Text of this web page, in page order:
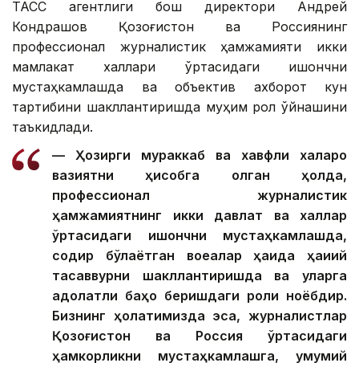
ТАСС агентлиги бош директори Андрей
Кондрашов Қозоғистон ва Россиянинг
профессионал журналистик ҳамжамияти икки
мамлакат халқлари ўртасидаги ишончни
мустаҳкамлашда ва объектив ахборот кун
тартибини шакллантиришда муҳим рол ўйнашини
таъкидлади.
— Ҳозирги мураккаб ва хавфли халқаро
вазиятни ҳисобга олган ҳолда,
профессионал журналистик
ҳамжамиятнинг икки давлат ва халқлар
ўртасидаги ишончни мустаҳкамлашда,
содир бўлаётган воқеалар ҳақида ҳақиқий
тасаввурни шакллантиришда ва уларга
адолатли баҳо беришдаги роли ноёбдир.
Бизнинг ҳолатимизда эса, журналистлар
Қозоғистон ва Россия ўртасидаги
ҳамкорликни мустаҳкамлашга, умумий